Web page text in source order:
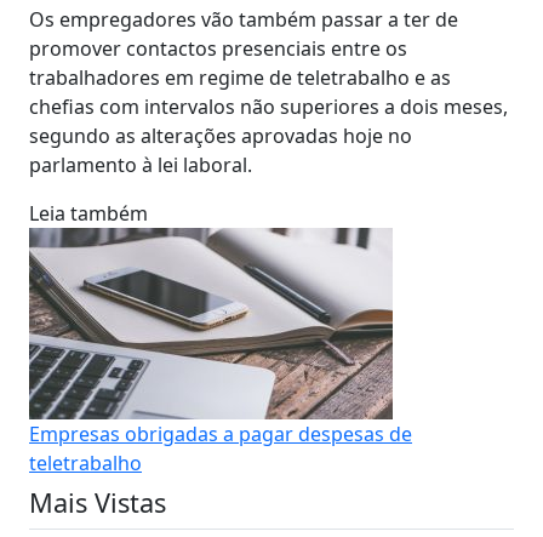
Os empregadores vão também passar a ter de
promover contactos presenciais entre os
trabalhadores em regime de teletrabalho e as
chefias com intervalos não superiores a dois meses,
segundo as alterações aprovadas hoje no
parlamento à lei laboral.
Leia também
Empresas obrigadas a pagar despesas de
teletrabalho
Mais Vistas